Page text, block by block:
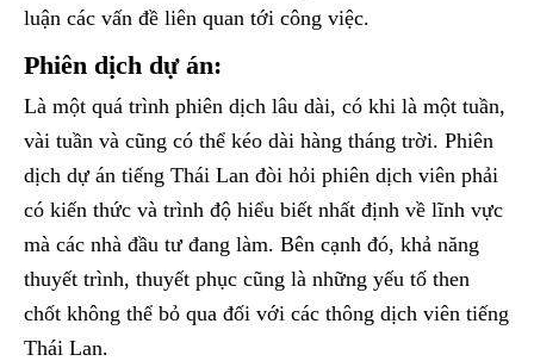
luận các vấn đề liên quan tới công việc.
Phiên dịch dự án:
Là một quá trình phiên dịch lâu dài, có khi là một tuần,
vài tuần và cũng có thể kéo dài hàng tháng trời. Phiên
dịch dự án tiếng Thái Lan đòi hỏi phiên dịch viên phải
có kiến thức và trình độ hiểu biết nhất định về lĩnh vực
mà các nhà đầu tư đang làm. Bên cạnh đó, khả năng
thuyết trình, thuyết phục cũng là những yếu tố then
chốt không thể bỏ qua đối với các thông dịch viên tiếng
Thái Lan.